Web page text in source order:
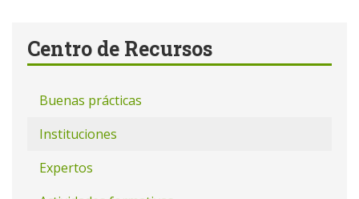
Centro de Recursos
Buenas prácticas
Instituciones
Expertos